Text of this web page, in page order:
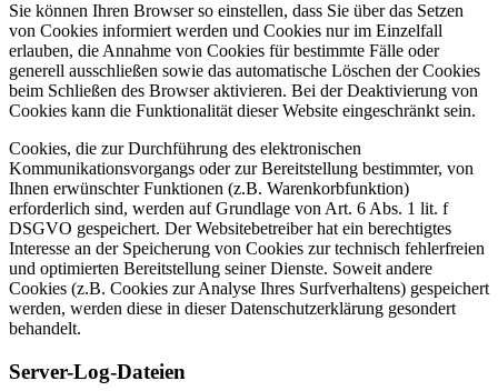
Sie können Ihren Browser so einstellen, dass Sie über das Setzen
von Cookies informiert werden und Cookies nur im Einzelfall
erlauben, die Annahme von Cookies für bestimmte Fälle oder
generell ausschließen sowie das automatische Löschen der Cookies
beim Schließen des Browser aktivieren. Bei der Deaktivierung von
Cookies kann die Funktionalität dieser Website eingeschränkt sein.
Cookies, die zur Durchführung des elektronischen
Kommunikationsvorgangs oder zur Bereitstellung bestimmter, von
Ihnen erwünschter Funktionen (z.B. Warenkorbfunktion)
erforderlich sind, werden auf Grundlage von Art. 6 Abs. 1 lit. f
DSGVO gespeichert. Der Websitebetreiber hat ein berechtigtes
Interesse an der Speicherung von Cookies zur technisch fehlerfreien
und optimierten Bereitstellung seiner Dienste. Soweit andere
Cookies (z.B. Cookies zur Analyse Ihres Surfverhaltens) gespeichert
werden, werden diese in dieser Datenschutzerklärung gesondert
behandelt.
Server-Log-Dateien